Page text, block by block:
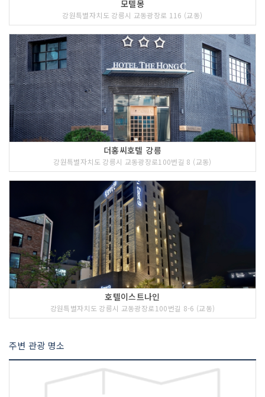
모텔몽
강원특별자치도 강릉시 교동광장로 116 (교동)
더홍씨호텔 강릉
강원특별자치도 강릉시 교동광장로100번길 8 (교동)
호텔이스트나인
강원특별자치도 강릉시 교동광장로100번길 8-6 (교동)
주변 관광 명소